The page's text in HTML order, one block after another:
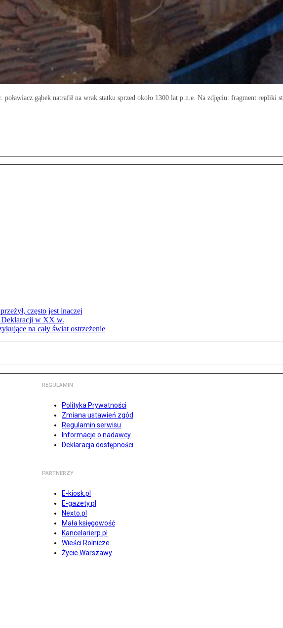
gąbek natrafił na wrak statku sprzed około 1300 lat p.n.e. Na zdjęciu: fragment repliki
często jest inaczej
Deklaracji w XX w.
na cały świat ostrzeżenie
REGULAMIN
Polityka Prywatności
Zmiana ustawień zgód
Regulamin serwisu
Informacje o nadawcy
Deklaracja dostępności
PARTNERZY
E-kiosk.pl
E-gazety.pl
Nexto.pl
Mała księgowość
Kancelarierp.pl
Wieści Rolnicze
Życie Warszawy